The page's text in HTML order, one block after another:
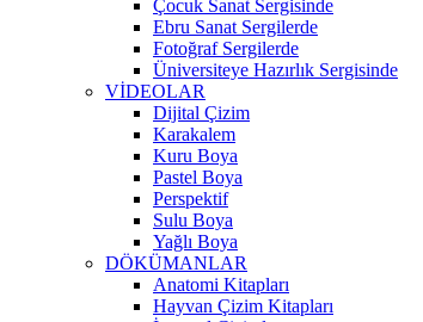
Çocuk Sanat Sergisinde
Ebru Sanat Sergilerde
Fotoğraf Sergilerde
Üniversiteye Hazırlık Sergisinde
VİDEOLAR
Dijital Çizim
Karakalem
Kuru Boya
Pastel Boya
Perspektif
Sulu Boya
Yağlı Boya
DÖKÜMANLAR
Anatomi Kitapları
Hayvan Çizim Kitapları